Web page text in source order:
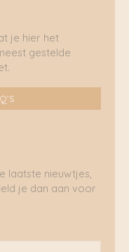
je hier het
gestelde
laatste nieuwtjes,
je dan aan voor